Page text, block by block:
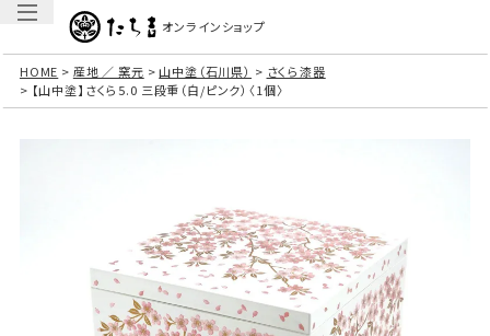
オンラインショップ
HOME 産地 ／ 窯元 山中塗（石川県）
さくら漆器
【山中塗】さくら5.0 三段重（白/ピンク）〈1個〉